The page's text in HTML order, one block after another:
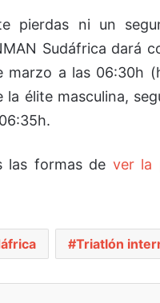
pierdas ni un
Sudáfrica dará
marzo a las 06:30h
la élite masculina,
las formas de ver la
Triatlón